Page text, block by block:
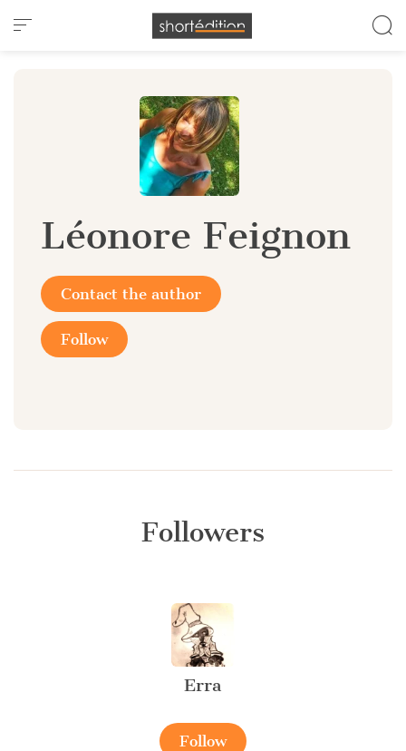
Cookies management panel
Léonore Feignon
Contact the author
Follow
Followers
Erra
Follow